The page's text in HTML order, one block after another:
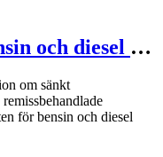
och diesel –
om sänkt
för bensin och diesel